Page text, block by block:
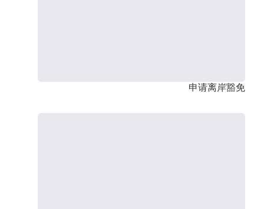
申请离岸豁免